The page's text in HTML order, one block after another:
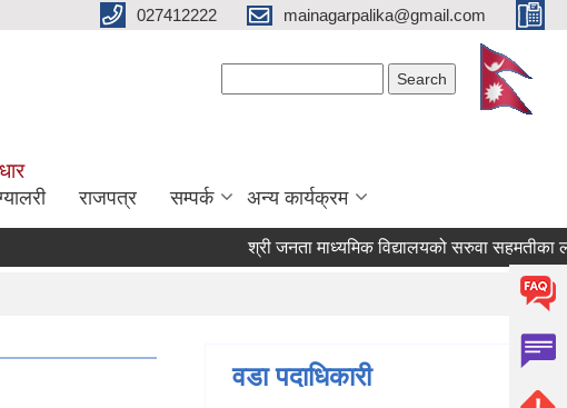
027412222 mainagarpalika@gmail.com
राजपत्र सम्पर्क अन्य कार्यक्रम
श्री जनता माध्यमिक विद्यालयको सरुवा सहमतीका
वडा पदाधिकारी